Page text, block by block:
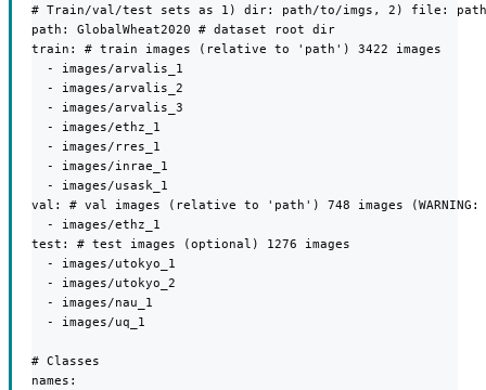
# Train/val/test sets as 1) dir: path/to/imgs, 2) file:
path: GlobalWheat2020 # dataset root dir
train: # train images (relative to 'path') 3422 images
  - images/arvalis_1
  - images/arvalis_2
  - images/arvalis_3
  - images/ethz_1
  - images/rres_1
  - images/inrae_1
  - images/usask_1
val: # val images (relative to 'path') 748 images
  - images/ethz_1
test: # test images (optional) 1276 images
  - images/utokyo_1
  - images/utokyo_2
  - images/nau_1
  - images/uq_1
# Classes
names: